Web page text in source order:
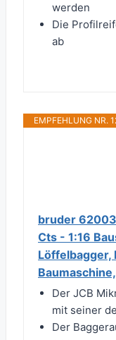
werden
Die
ab
EMPFEHLUNG NR.
bruder
Cts - 1:16
Löffelbagger,
Der JCB
mit seiner
Der